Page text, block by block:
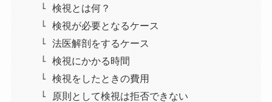
検視とは何？
検視が必要となるケース
法医解剖をするケース
検視にかかる時間
検視をしたときの費用
原則として検視は拒否できない